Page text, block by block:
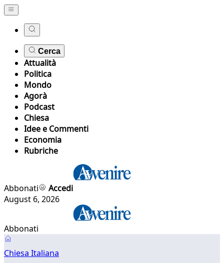
Cerca
Attualità
Politica
Mondo
Agorà
Podcast
Chiesa
Idee e Commenti
Economia
Rubriche
Abbonati
Accedi
August 6, 2026
Abbonati
Chiesa Italiana